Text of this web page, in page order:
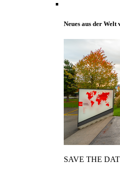
Neues aus der Welt
SAVE THE